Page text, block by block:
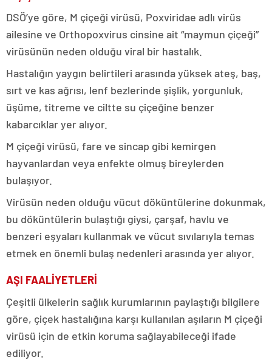
DSÖ’ye göre, M çiçeği virüsü, Poxviridae adlı virüs
ailesine ve Orthopoxvirus cinsine ait “maymun çiçeği”
virüsünün neden olduğu viral bir hastalık.
Hastalığın yaygın belirtileri arasında yüksek ateş, baş,
sırt ve kas ağrısı, lenf bezlerinde şişlik, yorgunluk,
üşüme, titreme ve ciltte su çiçeğine benzer
kabarcıklar yer alıyor.
M çiçeği virüsü, fare ve sincap gibi kemirgen
hayvanlardan veya enfekte olmuş bireylerden
bulaşıyor.
Virüsün neden olduğu vücut döküntülerine dokunmak,
bu döküntülerin bulaştığı giysi, çarşaf, havlu ve
benzeri eşyaları kullanmak ve vücut sıvılarıyla temas
etmek en önemli bulaş nedenleri arasında yer alıyor.
AŞI FAALİYETLERİ
Çeşitli ülkelerin sağlık kurumlarının paylaştığı bilgilere
göre, çiçek hastalığına karşı kullanılan aşıların M çiçeği
virüsü için de etkin koruma sağlayabileceği ifade
ediliyor.